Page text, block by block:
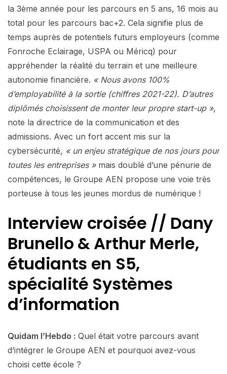
la 3ème année pour les parcours en 5 ans, 16 mois au
total pour les parcours bac+2. Cela signifie plus de
temps auprès de potentiels futurs employeurs (comme
Fonroche Eclairage, USPA ou Méricq) pour
appréhender la réalité du terrain et une meilleure
autonomie financière. « Nous avons 100%
d’employabilité à la sortie (chiffres 2021-22). D’autres
diplômés choisissent de monter leur propre start-up »,
note la directrice de la communication et des
admissions. Avec un fort accent mis sur la
cybersécurité, « un enjeu stratégique de nos jours pour
toutes les entreprises »mais doublé d’une pénurie de
compétences, le Groupe AEN propose une voie très
porteuse à tous les jeunes mordus de numérique !
Interview croisée // Dany
Brunello & Arthur Merle,
étudiants en S5,
spécialité Systèmes
d’information
Quidam l’Hebdo : Quel était votre parcours avant
d’intégrer le Groupe AEN et pourquoi avez-vous
choisi cette école ?